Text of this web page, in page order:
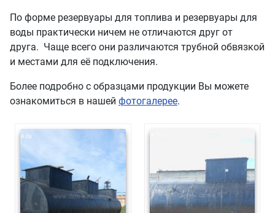
По форме резервуары для топлива и резервуары для
воды практически ничем не отличаются друг от
друга. Чаще всего они различаются трубной обвязкой
и местами для её подключения.
Более подробно с образцами продукции Вы можете
ознакомиться в нашей фотогалерее.